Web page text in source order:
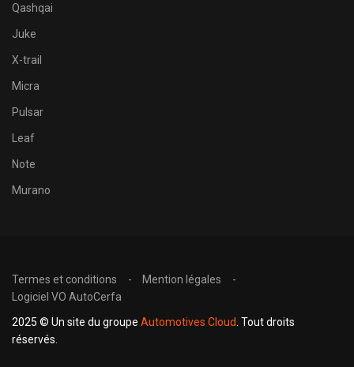
Qashqai
Juke
X-trail
Micra
Pulsar
Leaf
Note
Murano
Termes et conditions
Mention légales
Logiciel VO AutoCerfa
2025 © Un site du groupe Automotives Cloud . Tout droits
réservés.